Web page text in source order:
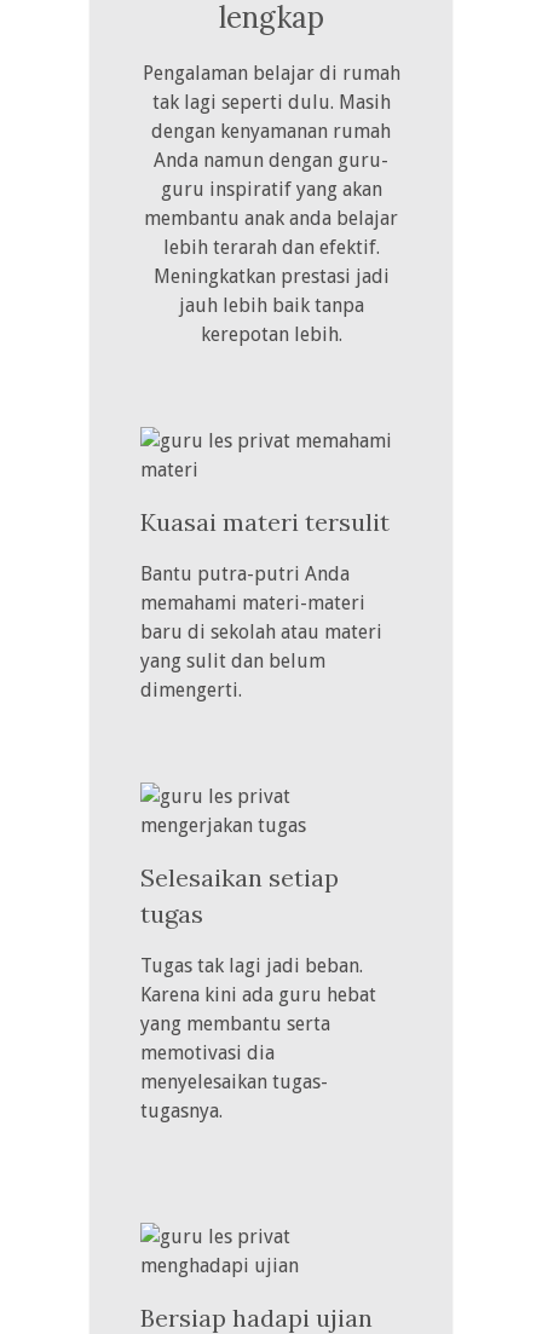
lengkap
Pengalaman belajar di rumah
tak lagi seperti dulu. Masih
dengan kenyamanan rumah
Anda namun dengan guru-
guru inspiratif yang akan
membantu anak anda belajar
lebih terarah dan efektif.
Meningkatkan prestasi jadi
jauh lebih baik tanpa
kerepotan lebih.
Kuasai materi tersulit
Bantu putra-putri Anda
memahami materi-materi
baru di sekolah atau materi
yang sulit dan belum
dimengerti.
Selesaikan setiap
tugas
Tugas tak lagi jadi beban.
Karena kini ada guru hebat
yang membantu serta
memotivasi dia
menyelesaikan tugas-
tugasnya.
Bersiap hadapi ujian